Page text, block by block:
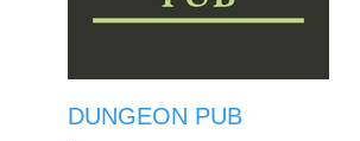
DUNGEON PUB